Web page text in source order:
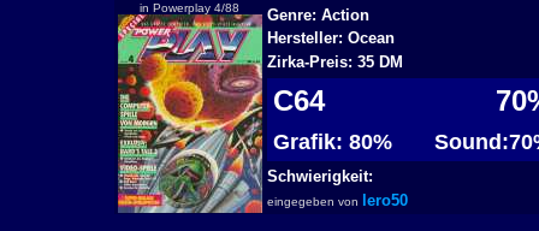
in Powerplay 4/88
Genre: Action
Hersteller: Ocean
Zirka-Preis: 35 DM
C64
Grafik: 80%
Schwierigkeit:
eingegeben von lero50